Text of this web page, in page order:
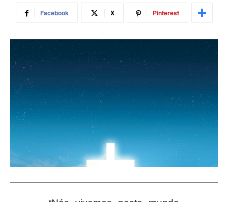
Facebook X Pinterest